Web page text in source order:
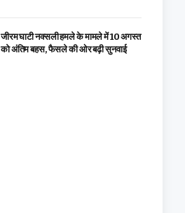
जीरम घाटी नक्सली हमले के मामले में 10 अगस्त
को अंतिम बहस, फैसले की ओर बढ़ी सुनवाई